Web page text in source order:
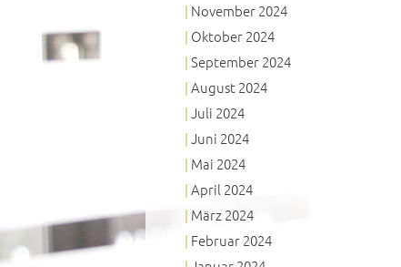
November 2024
Oktober 2024
September 2024
August 2024
Juli 2024
Juni 2024
Mai 2024
April 2024
März 2024
Februar 2024